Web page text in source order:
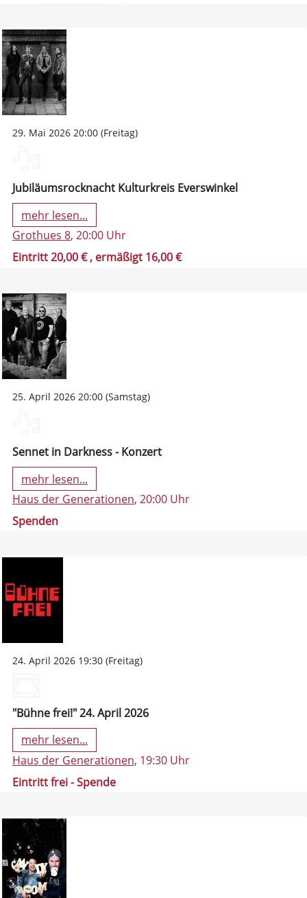
29. Mai 2026 20:00 (Freitag)
Jubiläumsrocknacht Kulturkreis Everswinkel
mehr lesen...
Grothues 8, 20:00 Uhr
Eintritt 20,00 €, ermäßigt 16,00 €
25. April 2026 20:00 (Samstag)
Sennet in Darkness - Konzert
mehr lesen...
Haus der Generationen, 20:00 Uhr
Spenden
24. April 2026 19:30 (Freitag)
"Bühne frei!" 24. April 2026
mehr lesen...
Haus der Generationen, 19:30 Uhr
Eintritt frei - Spende